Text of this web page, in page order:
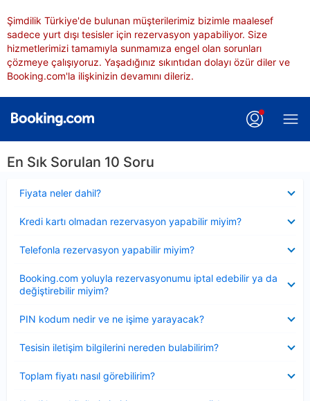
Şimdilik Türkiye'de bulunan müşterilerimiz bizimle maalesef
sadece yurt dışı tesisler için rezervasyon yapabiliyor. Size
hizmetlerimizi tamamıyla sunmamıza engel olan sorunları
çözmeye çalışıyoruz. Yaşadığınız sıkıntıdan dolayı özür diler ve
Booking.com'la ilişkinizin devamını dileriz.
En Sık Sorulan 10 Soru
Fiyata neler dahil?
Kredi kartı olmadan rezervasyon yapabilir miyim?
Telefonla rezervasyon yapabilir miyim?
Booking.com yoluyla rezervasyonumu iptal edebilir ya da
değiştirebilir miyim?
PIN kodum nedir ve ne işime yarayacak?
Tesisin iletişim bilgilerini nereden bulabilirim?
Toplam fiyatı nasıl görebilirim?